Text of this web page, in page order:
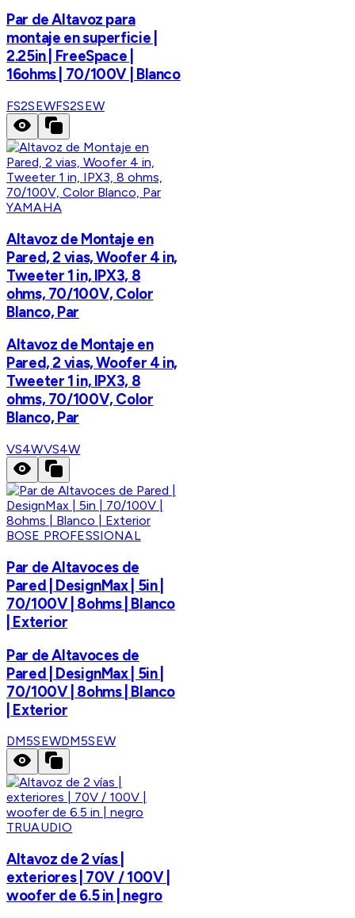
Par de Altavoz para
montaje en superficie |
2.25in | FreeSpace |
16ohms | 70/100V | Blanco
FS2SEWFS2SEW
YAMAHA
Altavoz de Montaje en
Pared, 2 vias, Woofer 4 in,
Tweeter 1 in, IPX3, 8
ohms, 70/100V, Color
Blanco, Par
Altavoz de Montaje en
Pared, 2 vias, Woofer 4 in,
Tweeter 1 in, IPX3, 8
ohms, 70/100V, Color
Blanco, Par
VS4WVS4W
BOSE PROFESSIONAL
Par de Altavoces de
Pared | DesignMax | 5in |
70/100V | 8ohms | Blanco
| Exterior
Par de Altavoces de
Pared | DesignMax | 5in |
70/100V | 8ohms | Blanco
| Exterior
DM5SEWDM5SEW
TRUAUDIO
Altavoz de 2 vías |
exteriores | 70V / 100V |
woofer de 6.5 in | negro